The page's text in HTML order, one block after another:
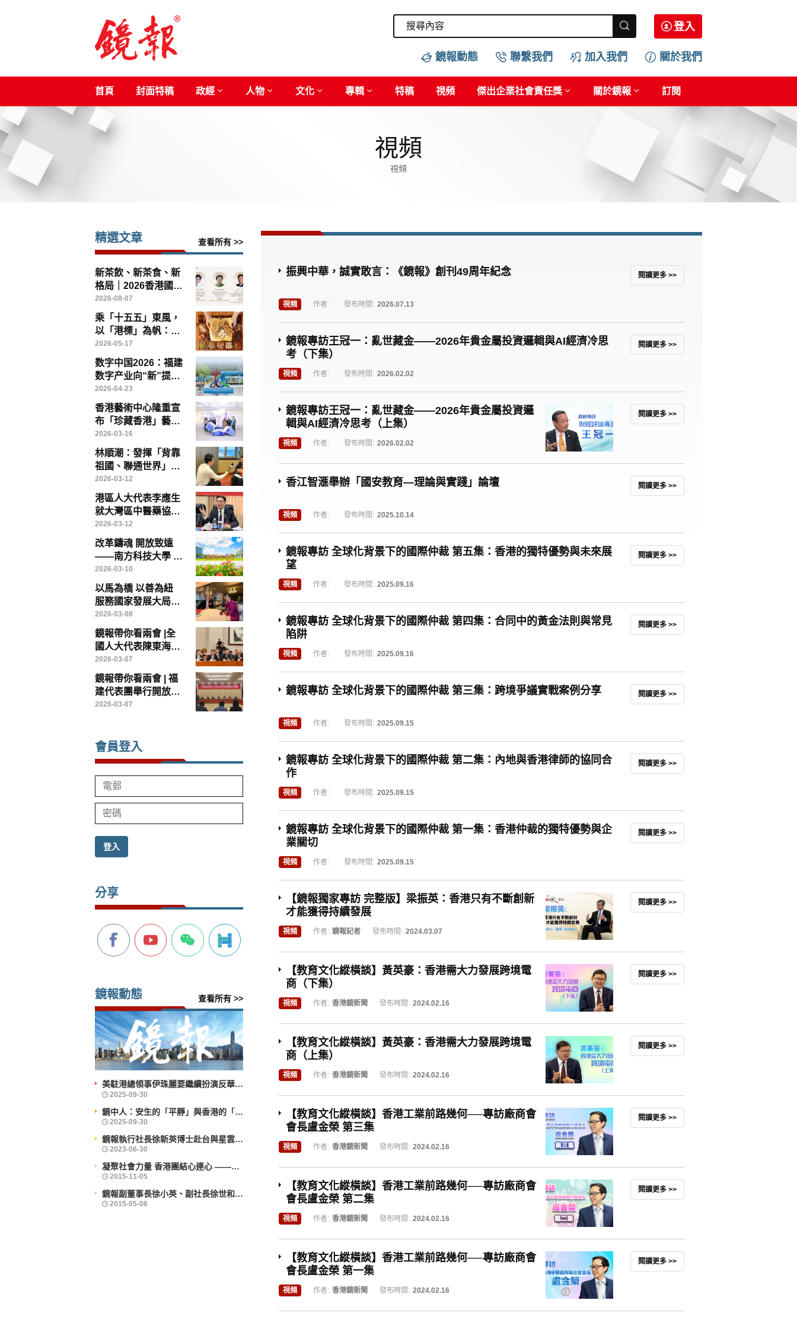
登入
鏡報動態 聯繫我們 加入我們 關於我們
首頁 封面特稿 政經 人物 文化 專輯 特稿 視頻 傑出企業社會責任獎 關於鏡報 訂閱
視頻
視頻
精選文章 查看所有 >>
新茶飲、新茶食、新
格局｜2026香港國際
茶文化論壇8月14日
灣仔啟幕
2026-08-07
乘「十五五」東風，
以「港標」為帆：香
港如何引領中醫藥高
質量出海
2026-05-17
数字中国2026：福建
数字产业向“新”提
“质”——写在第九届
数字中国建设峰会召
开前夕
2026-04-23
香港藝術中心隆重宣
布「珍藏香港」藝術
博覽將於「藝術三
月」盛大登場
2026-03-16
林順潮：發揮「背靠
祖國、聯通世界」優
勢，香港醫療創新、
教育與醫療旅遊大有
可為
2026-03-12
港區人大代表李應生
就大灣區中醫藥協同
發展提出具體建議 倡
成立專責政策委員會
破解制度瓶頸
2026-03-12
改革鑄魂 開放致遠
——南方科技大學 中
國高等教育改革的範
本
2026-03-10
以馬為橋 以善為紐
服務國家發展大局
——香港鏡報專訪全
國政協常委、香港賽
馬會主席廖長江
2026-03-08
鏡報帶你看兩會 |全
國人大代表陳東海：
以台創園為載體，打
造兩岸農業融合發展
示範樣板
2026-03-07
鏡報帶你看兩會 | 福
建代表團舉行開放團
組會議
2026-03-07
會員登入
登入
分享
鏡報動態 查看所有 >>
美駐港總領事伊珠麗要繼續扮演反華鷹派角色？
鏡中人：安生的「平靜」與香港的「前行」
鏡報執行社長徐新英博士赴台與星雲大師會晤
凝聚社會力量 香港團結心連心 ——企業社會責任活力香港成就動力研討會舉辦
鏡報副董事長徐小英、副社長徐世和博士出席義工活動
振興中華，誠實敢言：《鏡報》創刊49周年紀念
視頻 作者: 發布時間: 2026.07.13
閱讀更多 >>
鏡報專訪王冠一：亂世藏金——2026年貴金屬投資邏輯與AI經濟冷思
考（下集）
視頻 作者: 發布時間: 2026.02.02
閱讀更多 >>
鏡報專訪王冠一：亂世藏金——2026年貴金屬投資邏
輯與AI經濟冷思考（上集）
視頻 作者: 發布時間: 2026.02.02
閱讀更多 >>
香江智滙舉辦「國安教育—理論與實踐」論壇
視頻 作者: 發布時間: 2025.10.14
閱讀更多 >>
鏡報專訪 全球化背景下的國際仲裁 第五集：香港的獨特優勢與未來展
望
視頻 作者: 發布時間: 2025.09.16
閱讀更多 >>
鏡報專訪 全球化背景下的國際仲裁 第四集：合同中的黃金法則與常見
陷阱
視頻 作者: 發布時間: 2025.09.16
閱讀更多 >>
鏡報專訪 全球化背景下的國際仲裁 第三集：跨境爭議實戰案例分享
視頻 作者: 發布時間: 2025.09.15
閱讀更多 >>
鏡報專訪 全球化背景下的國際仲裁 第二集：內地與香港律師的協同合
作
視頻 作者: 發布時間: 2025.09.15
閱讀更多 >>
鏡報專訪 全球化背景下的國際仲裁 第一集：香港仲裁的獨特優勢與企
業關切
視頻 作者: 發布時間: 2025.09.15
閱讀更多 >>
【鏡報獨家專訪 完整版】梁振英：香港只有不斷創新
才能獲得持續發展
視頻 作者: 鏡報記者 發布時間: 2024.03.07
閱讀更多 >>
【教育文化縱橫談】黃英豪：香港需大力發展跨境電
商（下集）
視頻 作者: 香港鏡新聞 發布時間: 2024.02.16
閱讀更多 >>
【教育文化縱橫談】黃英豪：香港需大力發展跨境電
商（上集）
視頻 作者: 香港鏡新聞 發布時間: 2024.02.16
閱讀更多 >>
【教育文化縱橫談】香港工業前路幾何──專訪廠商會
會長盧金榮 第三集
視頻 作者: 香港鏡新聞 發布時間: 2024.02.16
閱讀更多 >>
【教育文化縱橫談】香港工業前路幾何──專訪廠商會
會長盧金榮 第二集
視頻 作者: 香港鏡新聞 發布時間: 2024.02.16
閱讀更多 >>
【教育文化縱橫談】香港工業前路幾何──專訪廠商會
會長盧金榮 第一集
視頻 作者: 香港鏡新聞 發布時間: 2024.02.16
閱讀更多 >>